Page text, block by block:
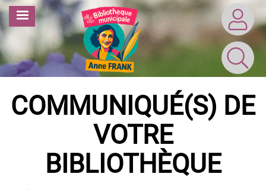
Aller
contenu
principal
MENU
COMMUNIQUÉ(S) DE
VOTRE
BIBLIOTHÈQUE